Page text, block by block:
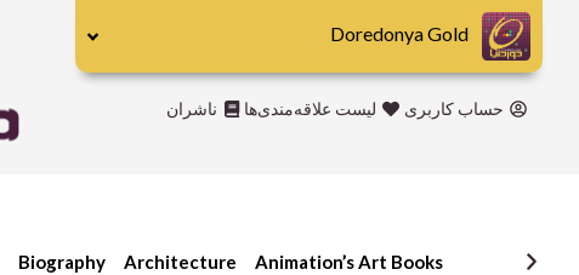
محتوا
حساب کاربری لیست علاقه‌مندی‌ها ناشران
Animation’s Art Books
Architecture
Biography